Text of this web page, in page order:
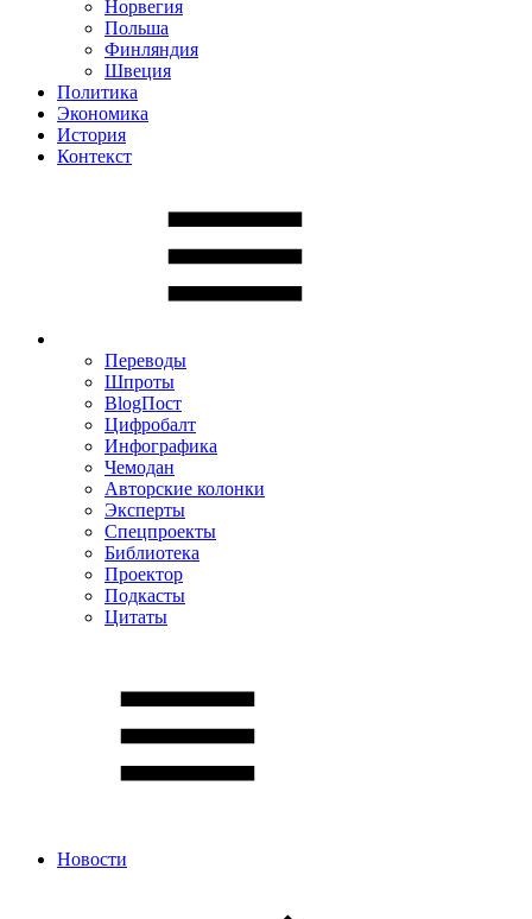
Норвегия
Польша
Финляндия
Швеция
Политика
Экономика
История
Контекст
Переводы
Шпроты
BlogПост
Цифробалт
Инфографика
Чемодан
Авторские колонки
Эксперты
Спецпроекты
Библиотека
Проектор
Подкасты
Цитаты
Новости